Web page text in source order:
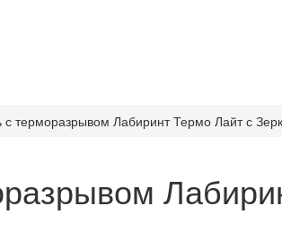
с терморазрывом Лабиринт Термо Лайт с